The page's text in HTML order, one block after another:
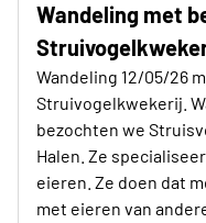
Wandeling met
Wandeling 12/05/26
Struivogelkwekerij.
bezochten we
Halen. Ze
eieren. Ze doen dat
met eieren van